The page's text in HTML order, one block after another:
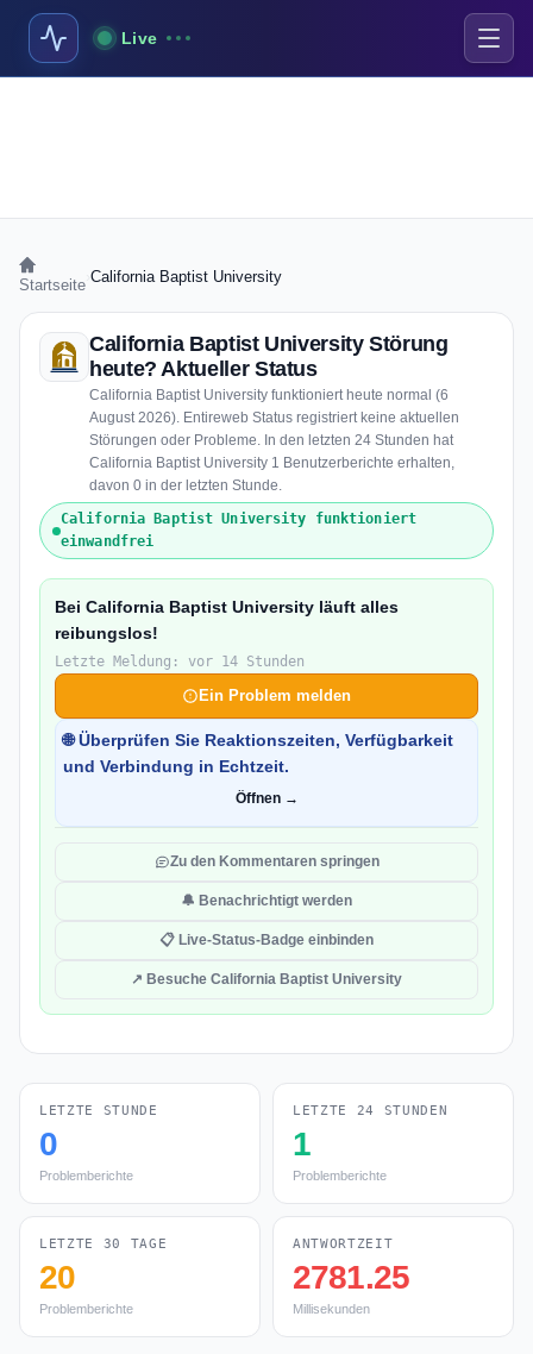
Live
Startseite California Baptist University
California Baptist University Störung
heute? Aktueller Status
California Baptist University funktioniert heute normal (6
August 2026). Entireweb Status registriert keine aktuellen
Störungen oder Probleme. In den letzten 24 Stunden hat
California Baptist University 1 Benutzerberichte erhalten,
davon 0 in der letzten Stunde.
California Baptist University funktioniert
einwandfrei
Bei California Baptist University läuft alles
reibungslos!
Letzte Meldung: vor 14 Stunden
Ein Problem melden
🌐 Überprüfen Sie Reaktionszeiten, Verfügbarkeit
und Verbindung in Echtzeit.
Öffnen →
Zu den Kommentaren springen
🔔 Benachrichtigt werden
📋 Live-Status-Badge einbinden
↗ Besuche California Baptist University
LETZTE STUNDE
0
Problemberichte
LETZTE 24 STUNDEN
1
Problemberichte
LETZTE 30 TAGE
20
Problemberichte
ANTWORTZEIT
2781.25
Millisekunden